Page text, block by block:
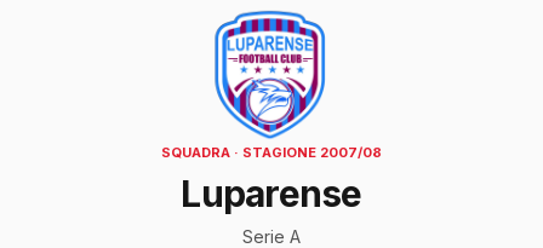
SQUADRA · STAGIONE 2007/08
Luparense
Serie A